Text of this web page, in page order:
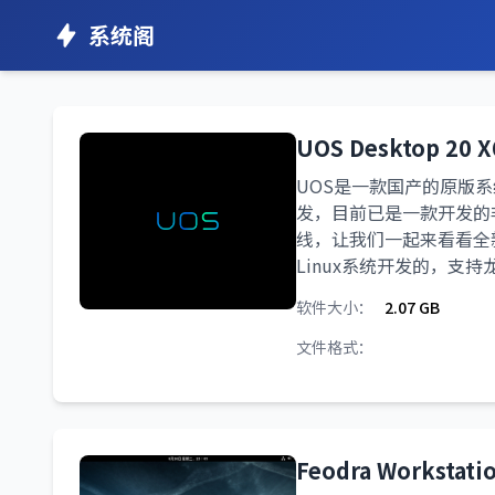
系统阁
UOS Desktop 20
UOS是一款国产的原版
发，目前已是一款开发
线，让我们一起来看看
Linux系统开发的，支持
软件大小：
2.07 GB
文件格式：
Feodra